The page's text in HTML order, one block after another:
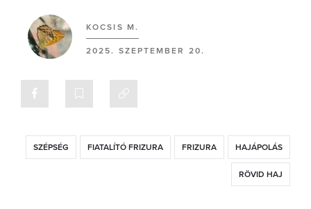
KOCSIS M.
2025. SZEPTEMBER 20.
SZÉPSÉG FIATALÍTÓ FRIZURA FRIZURA HAJÁPOLÁS
RÖVID HAJ